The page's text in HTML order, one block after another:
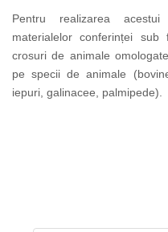
Pentru realizarea
materialelor conferinței
crosuri de animale
pe specii de animale
iepuri, galinacee, palmipede).